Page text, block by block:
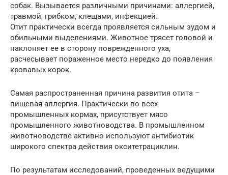
собак. Вызывается различными причинами: аллергией,
травмой, грибком, клещами, инфекцией.
Отит практически всегда проявляется сильным зудом и
обильными выделениями. Животное трясет головой и
наклоняет ее в сторону поврежденного уха,
расчесывает пораженное место нередко до появления
кровавых корок.
Самая распространенная причина развития отита –
пищевая аллергия. Практически во всех
промышленных кормах, присутствует мясо
промышленного животноводства. В промышленном
животноводстве активно используют антибиотик
широкого спектра действия окситетрациклин.
По результатам исследований, проведенных ведущими